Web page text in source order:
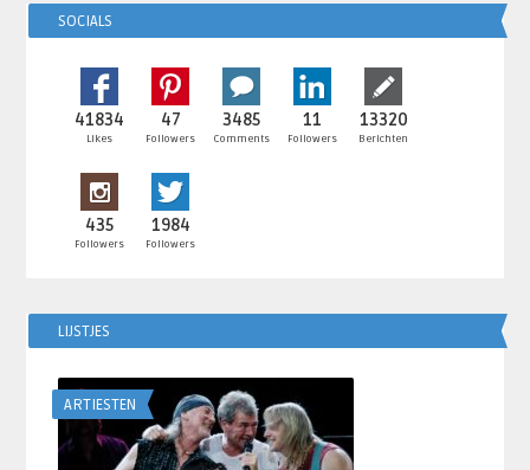
SOCIALS
41834
Likes
47
Followers
3485
Comments
11
Followers
13320
Berichten
435
Followers
1984
Followers
LIJSTJES
ARTIESTEN